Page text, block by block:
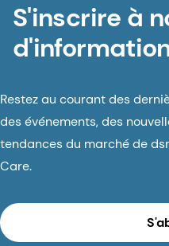
S'inscrire à
Restez au courant des
des événements, des
tendances du marché de
Care.